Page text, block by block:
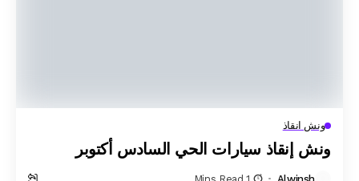
ونش انقاذ
ونش إنقاذ سيارات الحي السادس أكتوبر
Alwinsh
1 Mins Read